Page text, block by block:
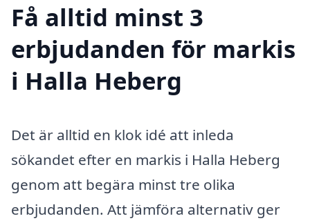
Få alltid minst 3
erbjudanden för markis
i Halla Heberg
Det är alltid en klok idé att inleda
sökandet efter en markis i Halla Heberg
genom att begära minst tre olika
erbjudanden. Att jämföra alternativ ger